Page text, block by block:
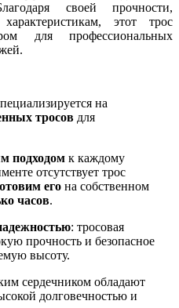
своей прочности,
этот трос
для профессиональных
на
тросов для
подходом к каждому
отсутствует трос
его на собственном
часов.
: тросовая
прочность и безопасное
высоту.
сердечником обладают
долговечностью и